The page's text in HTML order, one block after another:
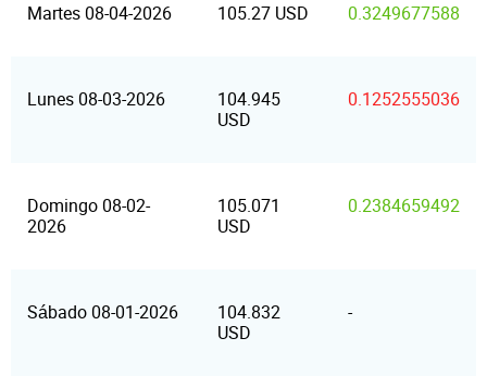
Martes 08-04-2026 105.27 USD 0.3249677588
Lunes 08-03-2026
104.945
USD
0.1252555036
Domingo 08-02-
2026
105.071
USD
0.2384659492
Sábado 08-01-2026
104.832
USD
-